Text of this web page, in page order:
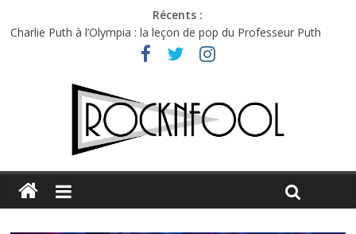
Récents :
Charlie Puth à l’Olympia : la leçon de pop du Professeur Puth
Festival Triptyque : un nouveau festival de musique indépendant
Hellfest 2026 vendredi : température et émotions en hausse
Hellfest 2026 jeudi : impossible de choisir entre chaleur et bonne
Première édition du Midgard Festival : entre bière, métal et